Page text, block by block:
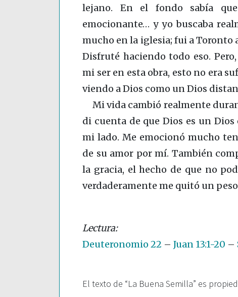
lejano. En el fondo sabía
emocionante… y yo buscaba
mucho en la iglesia; fui a Toronto
Disfruté haciendo todo eso.
mi ser en esta obra, esto no era
viendo a Dios como un Dios
Mi vida cambió realmente
di cuenta de que Dios es un
mi lado. Me emocionó mucho
de su amor por mí. También
la gracia, el hecho de que no
verdaderamente me quitó un
Deuteronomio 22 – Juan 13:1-20 –
El texto de “La Buena Semilla” es